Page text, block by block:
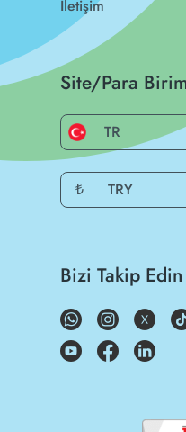
İletişim
Site/Para
TR
₺ TRY
Bizi Takip Edin